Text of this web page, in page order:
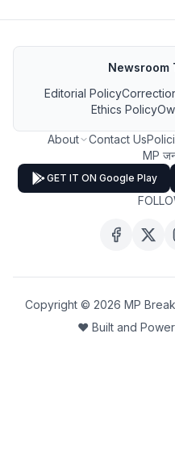
Newsroom
Editorial Policy
Ethics Policy
About Contact Us
MP
GET IT ON Google Play
Copyright © 2026 MP
❤️ Built and